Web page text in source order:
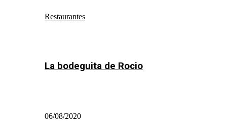
Restaurantes
La bodeguita de Rocio
06/08/2020